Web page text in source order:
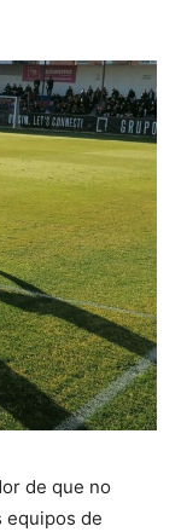
de que no
equipos de